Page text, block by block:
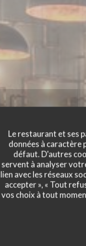
Le restaurant et ses
données à caractère
défaut. D'autres
servent à analyser
lien avec les réseaux
accepter », « Tout
vos choix à tout
Les